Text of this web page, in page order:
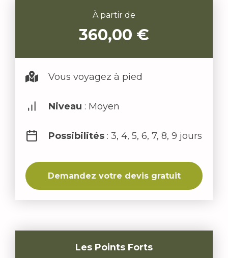
À partir de
360,00 €
Vous voyagez à pied
Niveau : Moyen
Possibilités : 3, 4, 5, 6, 7, 8, 9 jours
Demandez votre devis gratuit
Les Points Forts